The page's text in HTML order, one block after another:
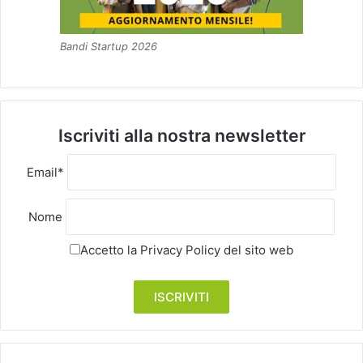
Bandi Startup 2026
Iscriviti alla nostra newsletter
Email*
Nome
Accetto la Privacy Policy del sito web